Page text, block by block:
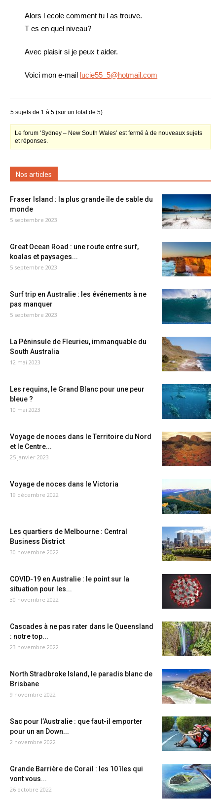
Alors l ecole comment tu l as trouve.
T es en quel niveau?
Avec plaisir si je peux t aider.
Voici mon e-mail lucie55_5@hotmail.com
5 sujets de 1 à 5 (sur un total de 5)
Le forum ‘Sydney – New South Wales’ est fermé à de nouveaux sujets
et réponses.
Nos articles
Fraser Island : la plus grande île de sable du
monde
5 septembre 2023
Great Ocean Road : une route entre surf,
koalas et paysages...
5 septembre 2023
Surf trip en Australie : les événements à ne
pas manquer
5 septembre 2023
La Péninsule de Fleurieu, immanquable du
South Australia
12 mai 2023
Les requins, le Grand Blanc pour une peur
bleue ?
10 mai 2023
Voyage de noces dans le Territoire du Nord
et le Centre...
25 janvier 2023
Voyage de noces dans le Victoria
19 décembre 2022
Les quartiers de Melbourne : Central
Business District
30 novembre 2022
COVID-19 en Australie : le point sur la
situation pour les...
30 novembre 2022
Cascades à ne pas rater dans le Queensland
: notre top...
23 novembre 2022
North Stradbroke Island, le paradis blanc de
Brisbane
9 novembre 2022
Sac pour l’Australie : que faut-il emporter
pour un an Down...
2 novembre 2022
Grande Barrière de Corail : les 10 îles qui
vont vous...
26 octobre 2022